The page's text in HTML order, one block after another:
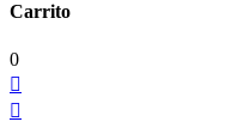
Carrito
0

